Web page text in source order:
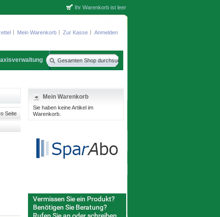
Mein Warenkorb Zur Kasse Anmelden
Ihr Warenkorb ist leer
Seite
Mein Warenkorb
Sie haben keine Artikel im
Warenkorb.